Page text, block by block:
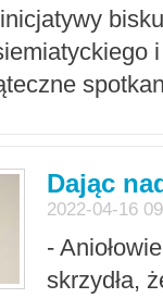
Dając
2022-04-16
-
skrzydła,